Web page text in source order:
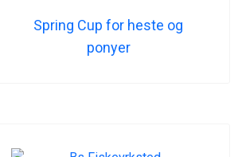
Spring Cup for heste og
ponyer